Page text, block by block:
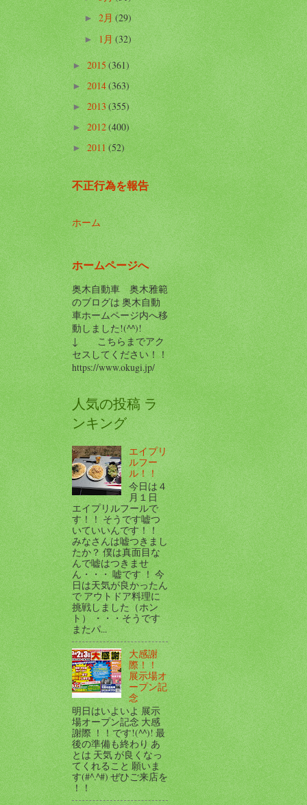
►2月(29)
►1月(32)
►2015(361)
►2014(363)
► 2013(355)
►2012(400)
►2011(52)
不正行為を報告
ホーム
ホームページへ
奥木自動車 奥木雅範
のブログは 奥木自動
車ホームページ内へ移
動しました!(^^)!
↓ こちらまでアク
セスしてください！！
https://www.okugi.jp/
人気の投稿 ラ
ンキング
エイプリ
ルフー
ル！！
今日は４
月１日
エイプリルフールで
す！！ そうです嘘つ
いていいんです！！
みなさんは嘘つきまし
たか？ 僕は真面目な
んで嘘はつきませ
ん・・・ 嘘です ！ 今
日は天気が良かったん
で アウトドア料理に
挑戦しました（ホン
ト） ・・・そうです
またパ...
大感謝
際！！
展示場オ
ープン記
念
明日はいよいよ 展示
場オープン記念 大感
謝際 ！！です!(^^)! 最
後の準備も終わり あ
とは 天気 が良くなっ
てくれること 願いま
す(#^.^#) ぜひご来店を
！！